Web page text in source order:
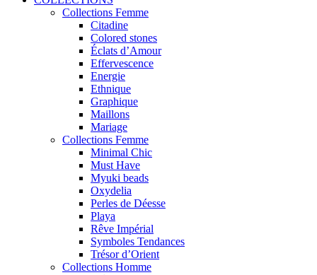
Collections Femme
Citadine
Colored stones
Éclats d’Amour
Effervescence
Energie
Ethnique
Graphique
Maillons
Mariage
Collections Femme
Minimal Chic
Must Have
Myuki beads
Oxydelia
Perles de Déesse
Playa
Rêve Impérial
Symboles Tendances
Trésor d’Orient
Collections Homme